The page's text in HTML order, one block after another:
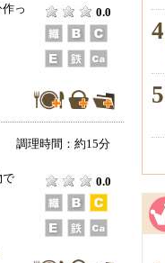
っ
0.0
調理時間：約15分
で
0.0
4
5